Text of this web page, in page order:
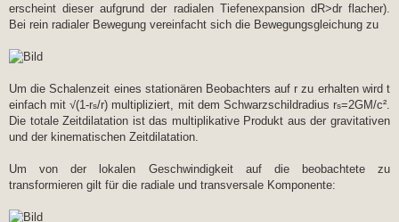
erscheint dieser aufgrund der radialen Tiefenexpansion dR>dr flacher).
Bei rein radialer Bewegung vereinfacht sich die Bewegungsgleichung zu
Um die Schalenzeit eines stationären Beobachters auf r zu erhalten wird t
einfach mit √(1-rs/r) multipliziert, mit dem Schwarzschildradius rs=2GM/c².
Die totale Zeitdilatation ist das multiplikative Produkt aus der gravitativen
und der kinematischen Zeitdilatation.
Um von der lokalen Geschwindigkeit auf die beobachtete zu
transformieren gilt für die radiale und transversale Komponente: